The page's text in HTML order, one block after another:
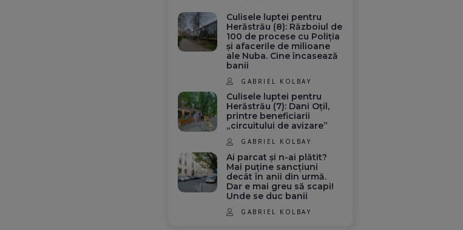
Culisele luptei pentru
Herăstrău (8): Războiul de
100 de procese cu Poliția
și afacerile de milioane
ale Nuba. Cine încasează
banii
GABRIEL KOLBAY
Culisele luptei pentru
Herăstrău (7): Dani Oțil,
printre beneficiarii
„circuitului de avizare”
GABRIEL KOLBAY
Ai parcat și n-ai plătit?
Mai puține sancțiuni
decât în anii din urmă.
Dar e mai greu să scapi!
Unde se duc banii
GABRIEL KOLBAY